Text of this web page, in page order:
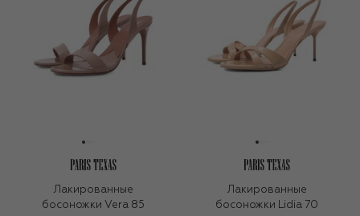
Лакированные
босоножки Vera 85
Лакированные
босоножки Lidia 70